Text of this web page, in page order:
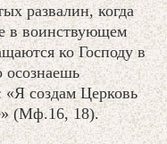
развалин, когда
в воинствующем
ко Господу в
осознаешь
«Я создам Церковь
(Мф.16, 18).